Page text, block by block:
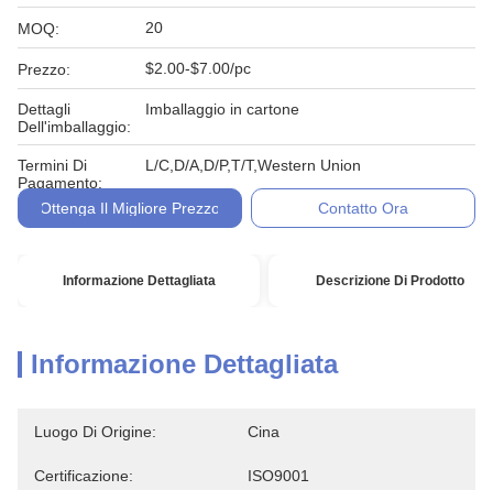
MOQ: 20
Prezzo: $2.00-$7.00/pc
Dettagli
Dell'imballaggio:
Imballaggio in cartone
Termini Di
Pagamento:
L/C,D/A,D/P,T/T,Western Union
Ottenga Il Migliore Prezzo Contatto Ora
Informazione Dettagliata Descrizione Di Prodotto
Informazione Dettagliata
Luogo Di Origine: Cina
Certificazione: ISO9001